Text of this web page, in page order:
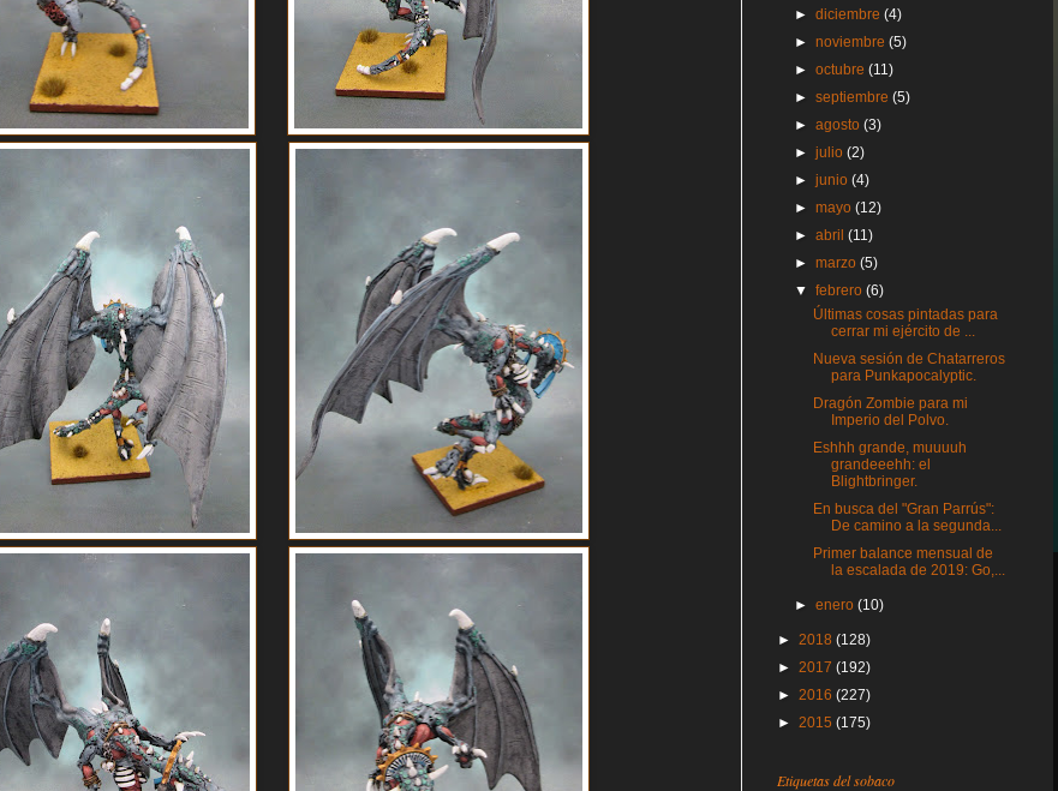
►diciembre(4)
►noviembre(5)
►octubre(11)
►septiembre(5)
►agosto(3)
►julio(2)
►junio(4)
►mayo(12)
►abril(11)
►marzo(5)
▼febrero(6)
Últimas cosas pintadas para
cerrar mi ejército de ...
Nueva sesión de Chatarreros
para Punkapocalyptic.
Dragón Zombie para mi
Imperio del Polvo.
Eshhh grande, muuuuh
grandeeehh: el
Blightbringer.
En busca del "Gran Parrús":
De camino a la segunda...
Primer balance mensual de
la escalada de 2019: Go,...
►enero(10)
► 2018 (128)
► 2017 (192)
► 2016 (227)
► 2015 (175)
Etiquetas del sobaco